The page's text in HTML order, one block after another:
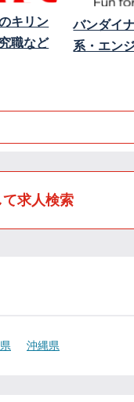
キリン
職など
バンダイ
系・エン
求人検索
沖縄県